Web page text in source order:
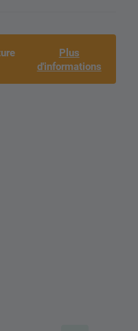
Plus
d'informations